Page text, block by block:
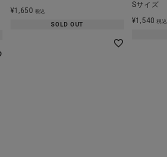
¥1,650 税込
SOLD OUT
Sサイズ
¥1,540 税込